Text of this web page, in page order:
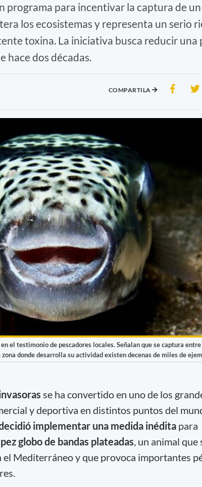
programa para incentivar la captura de
los ecosistemas y representa un serio
toxina. La iniciativa busca reducir una
hace dos décadas.
COMPARTILA
el testimonio de pescadores locales. Señalan que se captura
donde desarrolla su actividad existen decenas de miles de
se ha convertido en uno de los
y deportiva en distintos puntos del
implementar una medida inéditapara
pez globo de bandas plateadas , un animal que
Mediterráneo y que provoca importantes